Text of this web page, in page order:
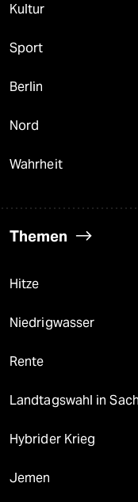
Kultur
Sport
Berlin
Nord
Wahrheit
Themen
Hitze
Niedrigwasser
Rente
Landtagswahl in
Hybrider Krieg
Jemen